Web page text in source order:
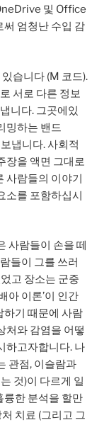
및 Office
엄청난 수입 감
습니다 (M 코드).
서로 다른 정보
니다. 그곳에있
밍하는 밴드
냅니다. 사회적
장을 액면 그대로
사람들의 이야기
소를 포함하십시
사람들이 손을 떼
들이 그를 쓰러
고 장소는 군중
아 이론’이 인간
하기 때문에 사람
처와 감염을 어떻
하고자합니다. 나
관점, 이슬람과
것)이 다르게 일
륭한 분석을 할만
치료 (그리고 그